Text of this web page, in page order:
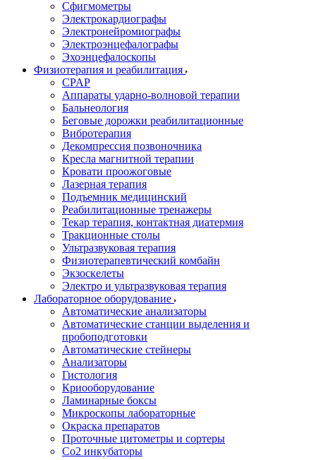
Сфигмометры
Электрокардиографы
Электронейромиографы
Электроэнцефалографы
Эхоэнцефалоскопы
Физиотерапия и реабилитация
CPAP
Аппараты ударно-волновой терапии
Бальнеология
Беговые дорожки реабилитационные
Вибротерапия
Декомпрессия позвоночника
Кресла магнитной терапии
Кровати проожоговые
Лазерная терапия
Подъемник медицинский
Реабилитационные тренажеры
Текар терапия, контактная диатермия
Тракционные столы
Ультразвуковая терапия
Физиотерапевтический комбайн
Экзоскелеты
Электро и ультразвуковая терапия
Лабораторное оборудование
Автоматические анализаторы
Автоматические станции выделения и
пробоподготовки
Автоматические стейнеры
Анализаторы
Гистология
Криооборудование
Ламинарные боксы
Микроскопы лабораторные
Окраска препаратов
Проточные цитометры и сортеры
Со2 инкубаторы